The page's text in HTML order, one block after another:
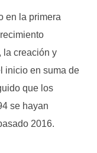
en la primera
la creación y
inicio en suma de
que los
se hayan
2016.